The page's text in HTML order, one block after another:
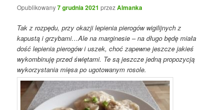
Opublikowany7 grudnia 2021 przezAlmanka
Tak z rozpędu, przy okazji lepienia pierogów wigilijnych z
kapustą i grzybami…Ale na marginesie – na długo będę miała
dość lepienia pierogów i uszek, choć zapewne jeszcze jakieś
wykombinuję przed świętami. Te są jeszcze jedną propozycją
wykorzystania mięsa po ugotowanym rosole.